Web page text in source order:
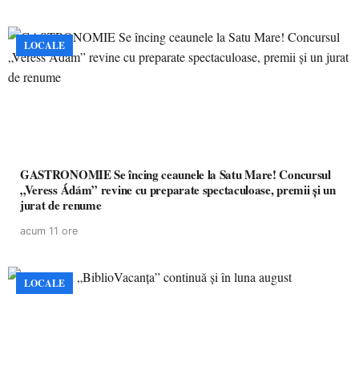
LOCALE
GASTRONOMIE Se încing ceaunele la Satu Mare! Concursul
„Veress Ádám” revine cu preparate spectaculoase, premii și un
jurat de renume
acum 11 ore
LOCALE